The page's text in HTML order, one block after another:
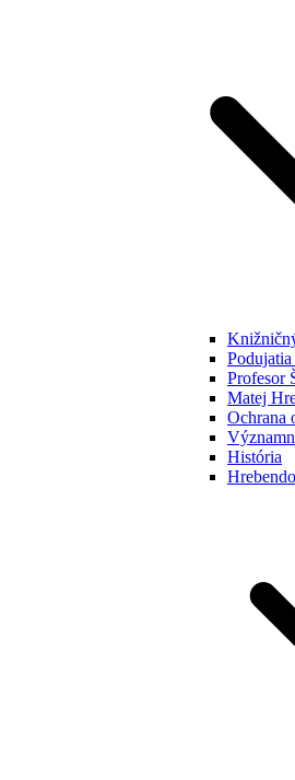
Profesor
Matej
Ochrana
História